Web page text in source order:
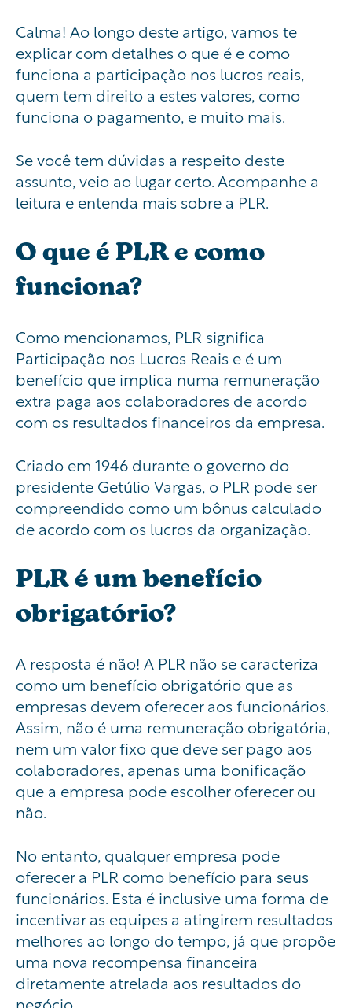
Calma! Ao longo deste artigo, vamos te
explicar com detalhes o que é e como
funciona a participação nos lucros reais,
quem tem direito a estes valores, como
funciona o pagamento, e muito mais.
Se você tem dúvidas a respeito deste
assunto, veio ao lugar certo. Acompanhe a
leitura e entenda mais sobre a PLR.
O que é PLR e como
funciona?
Como mencionamos, PLR significa
Participação nos Lucros Reais e é um
benefício que implica numa remuneração
extra paga aos colaboradores de acordo
com os resultados financeiros da empresa.
Criado em 1946 durante o governo do
presidente Getúlio Vargas, o PLR pode ser
compreendido como um bônus calculado
de acordo com os lucros da organização.
PLR é um benefício
obrigatório?
A resposta é não! A PLR não se caracteriza
como um benefício obrigatório que as
empresas devem oferecer aos funcionários.
Assim, não é uma remuneração obrigatória,
nem um valor fixo que deve ser pago aos
colaboradores, apenas uma bonificação
que a empresa pode escolher oferecer ou
não.
No entanto, qualquer empresa pode
oferecer a PLR como benefício para seus
funcionários. Esta é inclusive uma forma de
incentivar as equipes a atingirem resultados
melhores ao longo do tempo, já que propõe
uma nova recompensa financeira
diretamente atrelada aos resultados do
negócio.